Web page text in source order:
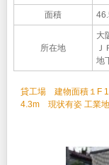
面積
所在地
大
地
貸工場 建物面積１F
4.3m 現状有姿 工業